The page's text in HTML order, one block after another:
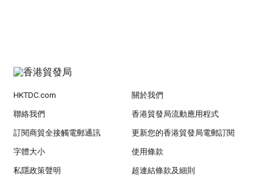
HKTDC.com 關於我們
聯絡我們 香港貿發局流動應用程式
訂閱商貿全接觸電郵通訊 更新您的香港貿發局電郵訂閱
字體大小 使用條款
私隱政策聲明 超連結條款及細則